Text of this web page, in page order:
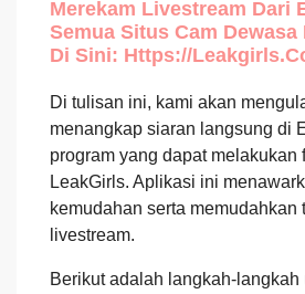
Merekam Livestream Dari
Semua Situs Cam Dewasa
Di Sini: Https://
Di tulisan ini, kami akan
menangkap siaran langsung di
program yang dapat melakukan
LeakGirls. Aplikasi ini
kemudahan serta memudahkan
livestream.
Berikut adalah langkah-langkah